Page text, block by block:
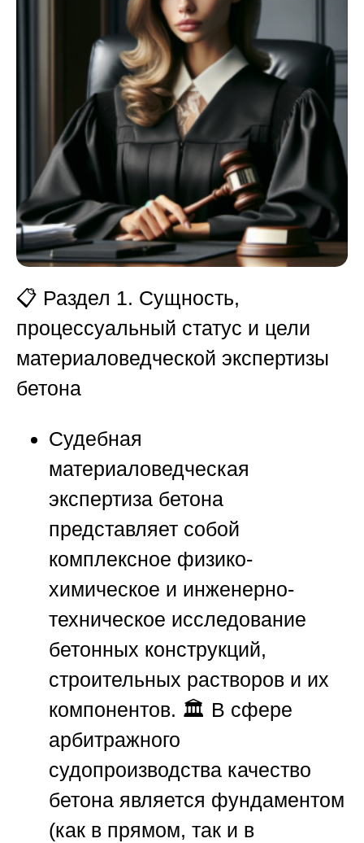
📋 Раздел 1. Сущность,
процессуальный статус и цели
материаловедческой экспертизы
бетона
Судебная
материаловедческая
экспертиза бетона
представляет собой
комплексное физико-
химическое и инженерно-
техническое исследование
бетонных конструкций,
строительных растворов и их
компонентов. 🏛️ В сфере
арбитражного
судопроизводства качество
бетона является фундаментом
(как в прямом, так и в